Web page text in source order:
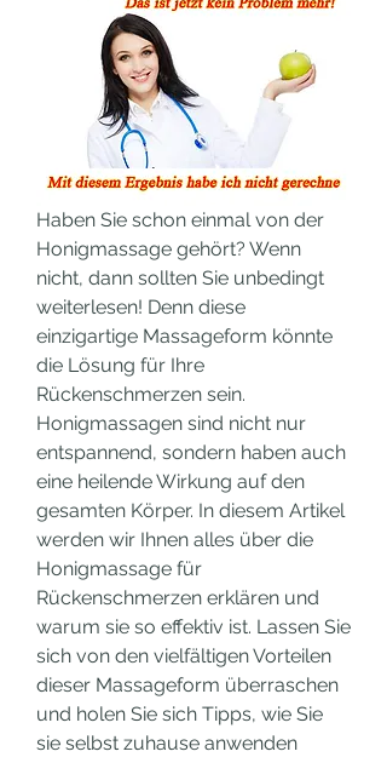
Haben Sie schon einmal von der
Honigmassage gehört? Wenn
nicht, dann sollten Sie unbedingt
weiterlesen! Denn diese
einzigartige Massageform könnte
die Lösung für Ihre
Rückenschmerzen sein.
Honigmassagen sind nicht nur
entspannend, sondern haben auch
eine heilende Wirkung auf den
gesamten Körper. In diesem Artikel
werden wir Ihnen alles über die
Honigmassage für
Rückenschmerzen erklären und
warum sie so effektiv ist. Lassen Sie
sich von den vielfältigen Vorteilen
dieser Massageform überraschen
und holen Sie sich Tipps, wie Sie
sie selbst zuhause anwenden